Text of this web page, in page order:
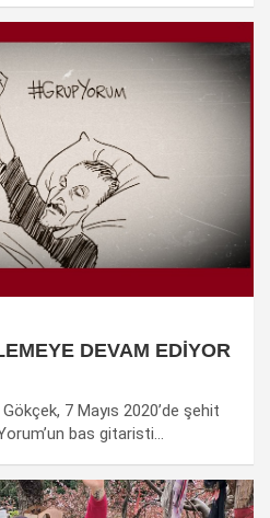
DEVAM EDİYOR
7 Mayıs 2020’de şehit
bas gitaristi…